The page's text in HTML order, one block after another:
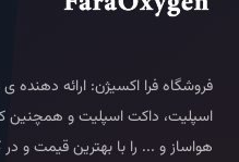
فروشگاه فرا اکسیژن: ارائه دهنده ی
اسپلیت، داکت اسپلیت و همچنین
هواساز و ... را با بهترین قیمت و